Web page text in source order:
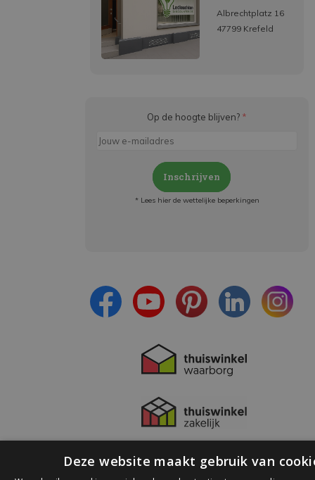
Albrechtplatz 16
47799 Krefeld
Op de hoogte blijven? *
Inschrijven
* Lees hier de wettelijke beperkingen
Deze website maakt gebruik van